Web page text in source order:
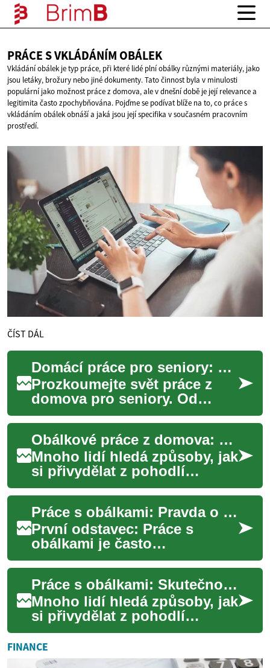
PRÁCE SVKLÁDÁNÍM OBÁLEK
Vkládání obálek je typ práce, při které lidé plní obálky různými materiály, jako
jsou letáky, brožury nebo jiné dokumenty. Tato činnost byla v minulosti
populární jako možnost práce z domova, ale v dnešní době je její relevance a
legitimita často zpochybňována. Pojďme se podívat blíže na to, co práce s
vkládáním obálek obnáší a jaká jsou její specifika v současném pracovním
prostředí.
ČÍST DÁL
Domácí práce pro seniory: Mýty a skutečnost
Prozkoumejte svět práce z
domova pro seniory. Od
lákavých nabídek po
skutečné příležitosti - tento
článek odhaluje pr...
Obálkové práce z domova: Realita nebo podvod?
Mnoho lidí hledá způsoby, jak
si přivydělat z pohodlí
domova, zejména senioři
nebo ti, kteří nemohou
pracovat na plný...
Práce s obálkami: Pravda o domácích pracovních příležitostech
První odstavec: Práce s
obálkami je často
propagována jako snadný
způsob, jak si vydělat peníze
z pohodlí domova. Mno...
Práce s obálkami: Skutečnost nebo podvod?
Mnoho lidí hledá způsoby, jak
si přivydělat z pohodlí
domova, zejména senioři
nebo ti, kteří nemohou
pracovat na plný...
FINANCE